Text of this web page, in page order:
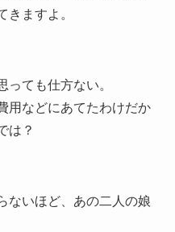
きますよ。
っても仕方ない。
用などにあてたわけだか
は？
ないほど、あの二人の娘